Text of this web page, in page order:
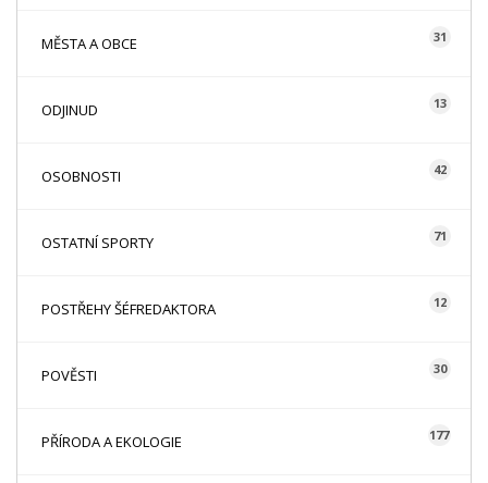
MĚSTA A OBCE 31
ODJINUD 13
OSOBNOSTI 42
OSTATNÍ SPORTY 71
POSTŘEHY ŠÉFREDAKTORA 12
POVĚSTI 30
PŘÍRODA A EKOLOGIE 177